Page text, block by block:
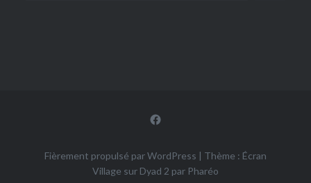
Facebook
Fièrement propulsé par WordPress | Thème : Écran
Village sur Dyad 2 par Pharéo